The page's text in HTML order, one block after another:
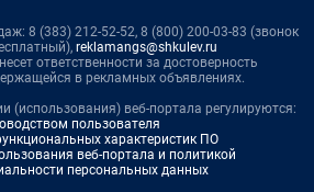
8 (383) 212-52-52, 8 (800) 200-03-83 (звонок
reklamangs@shkulev.ru
ответственности за достоверность
в рекламных объявлениях.
(использования) веб-портала регулируются:
пользователя
характеристик ПО
веб-портала и политикой
персональных данных